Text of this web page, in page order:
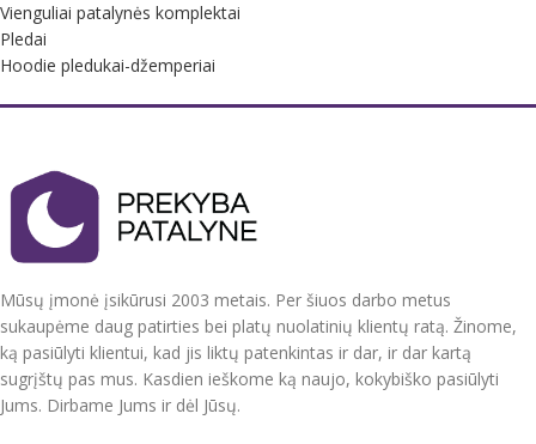
Vienguliai patalynės komplektai
Pledai
Hoodie pledukai-džemperiai
Mūsų įmonė įsikūrusi 2003 metais. Per šiuos darbo metus
sukaupėme daug patirties bei platų nuolatinių klientų ratą. Žinome,
ką pasiūlyti klientui, kad jis liktų patenkintas ir dar, ir dar kartą
sugrįštų pas mus. Kasdien ieškome ką naujo, kokybiško pasiūlyti
Jums. Dirbame Jums ir dėl Jūsų.